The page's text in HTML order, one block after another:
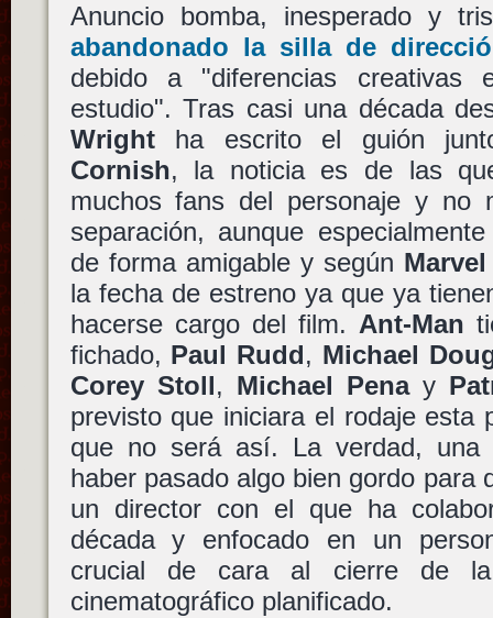
Anuncio bomba, inesperado y
abandonado la silla de
debido a "diferencias
estudio". Tras casi una década
Wrightha escrito el guión
Cornish, la noticia es de las
muchos fans del personaje y no
separación, aunque
de forma amigable y según
la fecha de estreno ya que ya
hacerse cargo del film. Ant-Man
fichado, Paul Rudd, Michael
Corey Stoll, Michael Penay
previsto que iniciara el rodaje
que no será así. La verdad, una
haber pasado algo bien gordo para
un director con el que ha
década y enfocado en un
crucial de cara al cierre de
cinematográfico planificado.